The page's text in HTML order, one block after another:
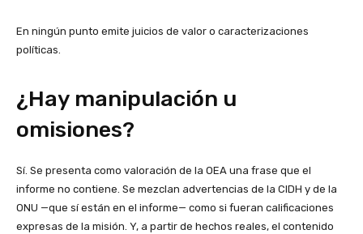
En ningún punto emite juicios de valor o caracterizaciones
políticas.
¿Hay manipulación u
omisiones?
Sí. Se presenta como valoración de la OEA una frase que el
informe no contiene. Se mezclan advertencias de la CIDH y de la
ONU —que sí están en el informe— como si fueran calificaciones
expresas de la misión. Y, a partir de hechos reales, el contenido